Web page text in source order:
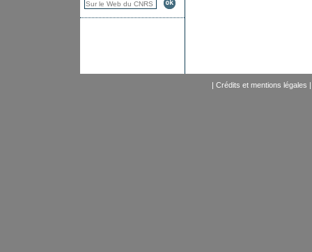
| Crédits et mentions légales